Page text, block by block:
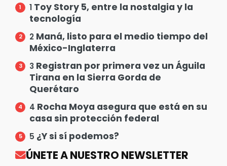
1 Toy Story 5, entre la nostalgia y la
tecnología
2 Maná, listo para el medio tiempo del
México-Inglaterra
3 Registran por primera vez un Águila
Tirana en la Sierra Gorda de
Querétaro
4 Rocha Moya asegura que está en su
casa sin protección federal
5 ¿Y si sí podemos?
ÚNETE A NUESTRO NEWSLETTER